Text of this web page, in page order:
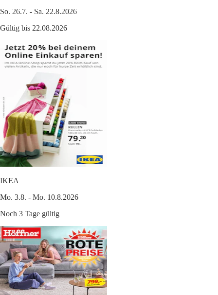
So. 26.7. - Sa. 22.8.2026
Gültig bis 22.08.2026
IKEA
Mo. 3.8. - Mo. 10.8.2026
Noch 3 Tage gültig